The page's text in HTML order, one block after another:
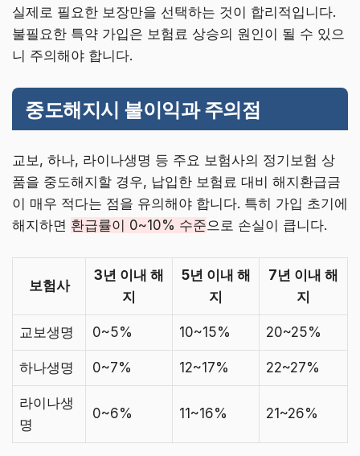
실제로 필요한 보장만을 선택하는 것이 합리적입니다.
불필요한 특약 가입은 보험료 상승의 원인이 될 수 있으
니 주의해야 합니다.
중도해지시 불이익과 주의점
교보, 하나, 라이나생명 등 주요 보험사의 정기보험 상
품을 중도해지할 경우, 납입한 보험료 대비 해지환급금
이 매우 적다는 점을 유의해야 합니다. 특히 가입 초기에
해지하면 환급률이 0~10% 수준으로 손실이 큽니다.
보험사
3년 이내 해
지
5년 이내 해
지
7년 이내 해
지
교보생명 0~5% 10~15% 20~25%
하나생명 0~7% 12~17% 22~27%
라이나생
명
0~6% 11~16% 21~26%